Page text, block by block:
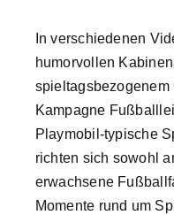
In verschiedenen
humorvollen
Kampagne
Playmobil-typische
richten sich sowohl
erwachsene
Momente rund um